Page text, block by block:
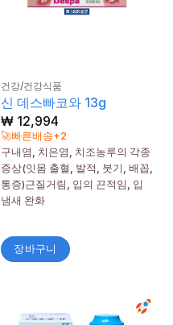
건강/건강식품
신 데스빠코와 13g
₩12,994
🚀빠른배송+2
구내염, 치은염, 치조농루의 각종
증상(잇몸 출혈, 발적, 붓기, 배꼽,
통증)근질거림, 입의 끈적임, 입
냄새 완화
장바구니